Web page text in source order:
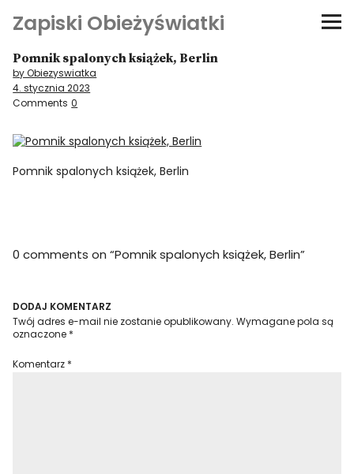
Zapiski Obieżyświatki
Podróże
Kultura i sztuka
Kątem oka
Pomnik spalonych książek, Berlin
by Obiezyswiatka
4. stycznia 2023
Comments 0
Pomnik spalonych książek, Berlin
0 comments on “Pomnik spalonych książek, Berlin”
DODAJ KOMENTARZ
Twój adres e-mail nie zostanie opublikowany. Wymagane pola są
oznaczone *
Komentarz *